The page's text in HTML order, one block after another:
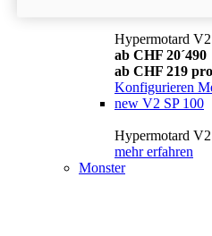
Hypermotard
ab CHF 20´490
ab CHF 219
Konfigurieren
new V2 SP 100
Hypermotard
mehr erfahren
Monster